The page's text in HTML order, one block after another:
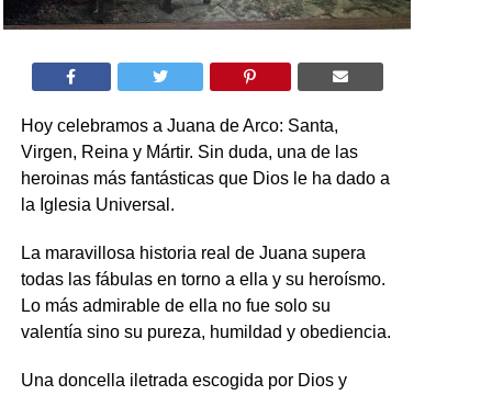
Hoy celebramos a Juana de Arco: Santa,
Virgen, Reina y Mártir. Sin duda, una de las
heroinas más fantásticas que Dios le ha dado a
la Iglesia Universal.
La maravillosa historia real de Juana supera
todas las fábulas en torno a ella y su heroísmo.
Lo más admirable de ella no fue solo su
valentía sino su pureza, humildad y obediencia.
Una doncella iletrada escogida por Dios y